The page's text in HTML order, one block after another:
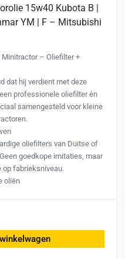
15w40 Kubota B |
YM | F – Mitsubishi
Minitractor – Oliefilter +
dat hij verdient met deze
professionele oliefilter én
samengesteld voor kleine
oliefilters van Duitse of
goedkope imitaties, maar
op fabrieksniveau.
oliën